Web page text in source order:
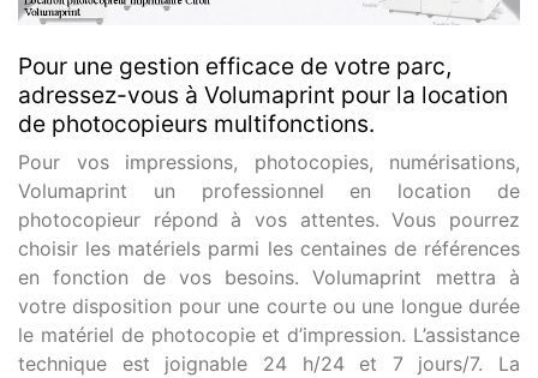
Pour une gestion efficace de votre parc,
adressez-vous à Volumaprint pour la location
de photocopieurs multifonctions.
Pour vos impressions, photocopies, numérisations,
Volumaprint un professionnel en location de
photocopieur répond à vos attentes. Vous pourrez
choisir les matériels parmi les centaines de références
en fonction de vos besoins. Volumaprint mettra à
votre disposition pour une courte ou une longue durée
le matériel de photocopie et d’impression. L’assistance
technique est joignable 24 h/24 et 7 jours/7. La